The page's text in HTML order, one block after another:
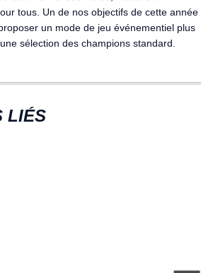
tous. Un de nos objectifs de cette année
un mode de jeu événementiel plus
sélection des champions standard.
LIÉS